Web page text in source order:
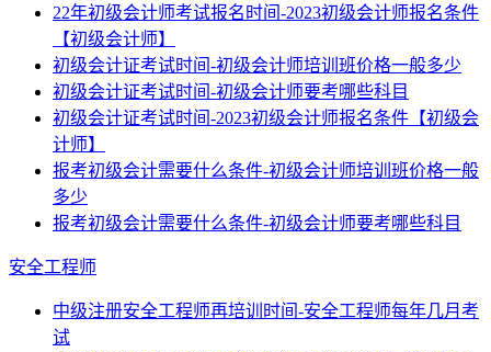
22年初级会计师考试报名时间-2023初级会计师报名条件
【初级会计师】
初级会计证考试时间-初级会计师培训班价格一般多少
初级会计证考试时间-初级会计师要考哪些科目
初级会计证考试时间-2023初级会计师报名条件【初级会
计师】
报考初级会计需要什么条件-初级会计师培训班价格一般
多少
报考初级会计需要什么条件-初级会计师要考哪些科目
安全工程师
中级注册安全工程师再培训时间-安全工程师每年几月考
试